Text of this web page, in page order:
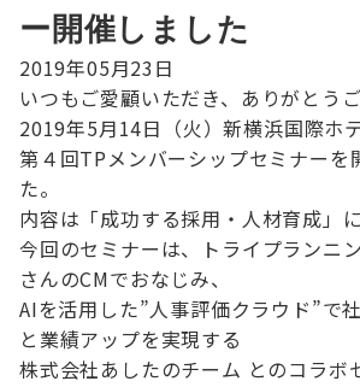
ー開催しました
2019年05月23日
いつもご愛顧いただき、ありがとうご
2019年5月14日（火）新横浜国際ホ
第４回TPメンバーシップセミナーを
た。
内容は「成功する採用・人材育成」に
今回のセミナーは、トライプランニ
さんのCMでおなじみ、
AIを活用した”人事評価クラウド”で
と業績アップを実現する
株式会社あしたのチーム とのコラボ